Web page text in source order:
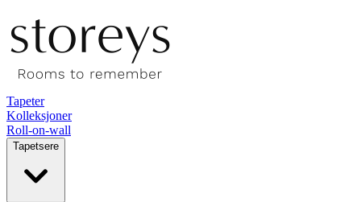
Tapeter
Kolleksjoner
Roll-on-wall
Tapetsere